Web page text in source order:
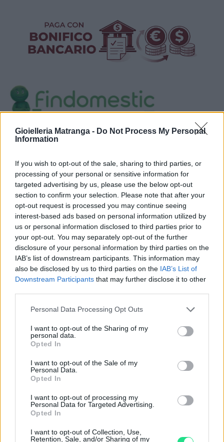
Gioielleria Matranga - Do Not Process My Personal
Information
If you wish to opt-out of the sale, sharing to third parties, or
processing of your personal or sensitive information for
targeted advertising by us, please use the below opt-out
section to confirm your selection. Please note that after your
opt-out request is processed you may continue seeing
interest-based ads based on personal information utilized by
us or personal information disclosed to third parties prior to
your opt-out. You may separately opt-out of the further
disclosure of your personal information by third parties on the
IAB’s list of downstream participants. This information may
also be disclosed by us to third parties on the IAB’s List of
Downstream Participants that may further disclose it to other
Please note that this website/app uses one or more Google
not limited to your visit or usage behaviour. You may click to
grant or deny consent to Google and its third-party tags to
use your data for below specified purposes in below Google
consent section.
Personal Data Processing Opt Outs
I want to opt-out of the Sharing of my
personal data.
Opted In
I want to opt-out of the Sale of my
Personal Data.
Opted In
I want to opt-out of processing my
Personal Data for Targeted Advertising.
Opted In
I want to opt-out of Collection, Use,
Retention, Sale, and/or Sharing of my
Visualizza proposte di finanziamento
Caratteristiche Prodotto
iRef:93
Google
4.8
Basato su 410 reviews
Powered byLocalImpact
nostro laboratorio di assistenza.
Reso facile e gratuitoentro 28 giorni.
Spedizione gratuita
per ordini superiori a 150 euro.
all'acquisto